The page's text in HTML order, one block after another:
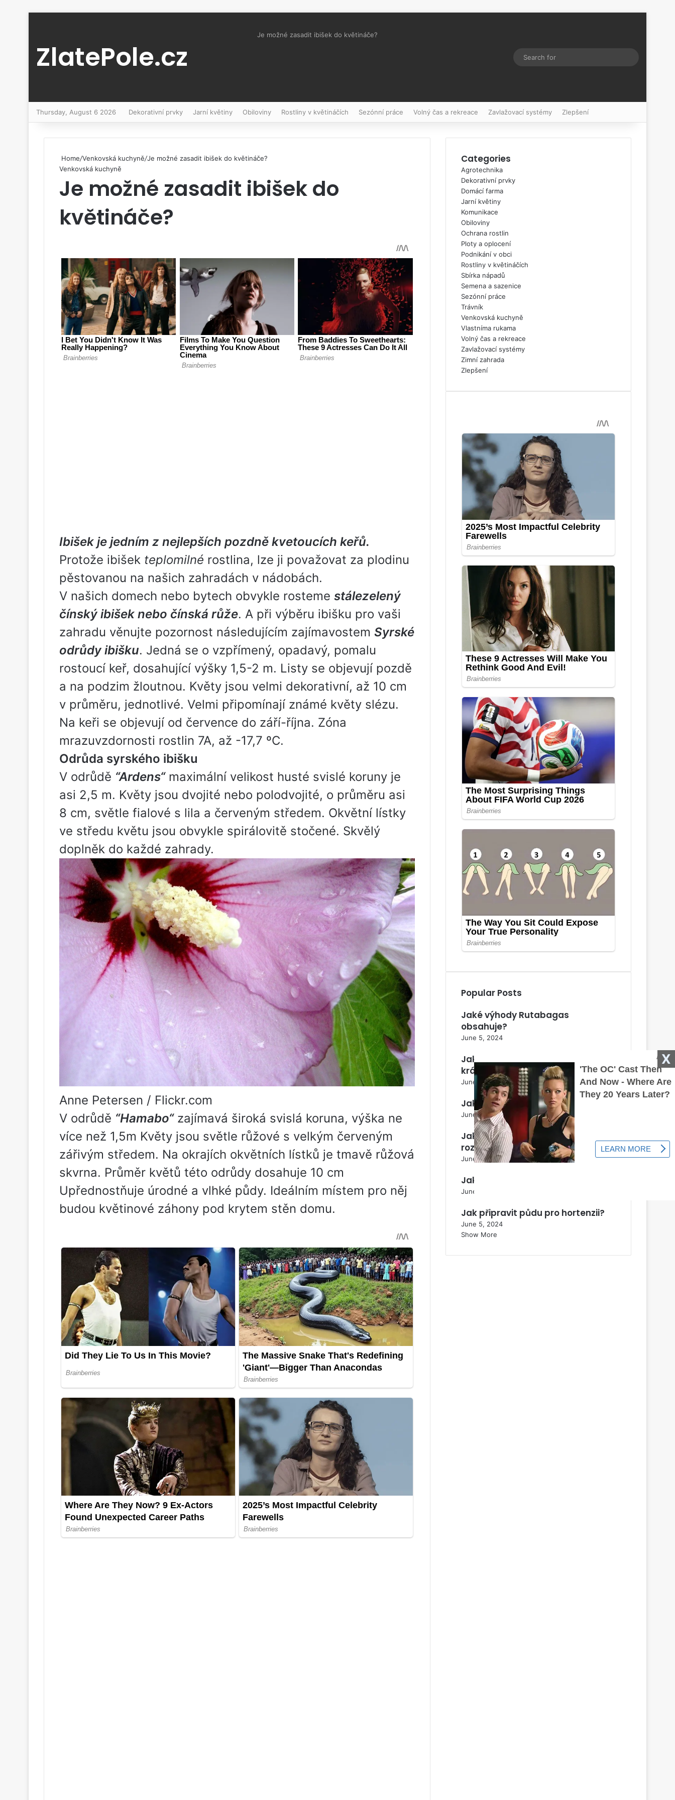
ZlatePole.cz
Je možné zasadit ibišek do květináče?
Switch skin
Thursday, August 6 2026 Dekorativní prvky Jarní květiny Obiloviny Rostliny v květináčích Sezónní práce Volný čas a rekreace Zavlažovací systémy Zlepšení
Home/Venkovská kuchyně/Je možné zasadit ibišek do květináče?
Venkovská kuchyně
Je možné zasadit ibišek do
květináče?
X
Ibišek je jedním z nejlepších pozdně kvetoucích keřů.
Protože ibišek teplomilné rostlina, lze ji považovat za plodinu
pěstovanou na našich zahradách v nádobách.
V našich domech nebo bytech obvykle rosteme stálezelený
čínský ibišek nebo čínská růže. A při výběru ibišku pro vaši
zahradu věnujte pozornost následujícím zajímavostem Syrské
odrůdy ibišku. Jedná se o vzpřímený, opadavý, pomalu
rostoucí keř, dosahující výšky 1,5-2 m. Listy se objevují pozdě
a na podzim žloutnou. Květy jsou velmi dekorativní, až 10 cm
v průměru, jednotlivé. Velmi připomínají známé květy slézu.
Na keři se objevují od července do září-října. Zóna
mrazuvzdornosti rostlin 7A, až -17,7 ºС.
Odrůda syrského ibišku
V odrůdě “Ardens“maximální velikost husté svislé koruny je
asi 2,5 m. Květy jsou dvojité nebo polodvojité, o průměru asi
8 cm, světle fialové s lila a červeným středem. Okvětní lístky
ve středu květu jsou obvykle spirálovitě stočené. Skvělý
doplněk do každé zahrady.
Anne Petersen / Flickr.com
V odrůdě “Hamabo“zajímavá široká svislá koruna, výška ne
více než 1,5m Květy jsou světle růžové s velkým červeným
zářivým středem. Na okrajích okvětních lístků je tmavě růžová
skvrna. Průměr květů této odrůdy dosahuje 10 cm
Upřednostňuje úrodné a vlhké půdy. Ideálním místem pro něj
budou květinové záhony pod krytem stěn domu.
Categories
Agrotechnika
Dekorativní prvky
Domácí farma
Jarní květiny
Komunikace
Obiloviny
Ochrana rostlin
Ploty a oplocení
Podnikání v obci
Rostliny v květináčích
Sbírka nápadů
Semena a sazenice
Sezónní práce
Trávník
Venkovská kuchyně
Vlastníma rukama
Volný čas a rekreace
Zavlažovací systémy
Zimní zahrada
Zlepšení
Popular Posts
Jaké výhody Rutabagas
obsahuje?
June 5, 2024
Jak rozeznat samce od samice
králíka?
June 5, 2024
Jak správně zasít krmnou řepu?
June 5, 2024
Jak se rostlina Perovskia
rozmnožuje?
June 5, 2024
Jak správně zmrazit zelí?
June 5, 2024
Jak připravit půdu pro hortenzii?
June 5, 2024
Show More